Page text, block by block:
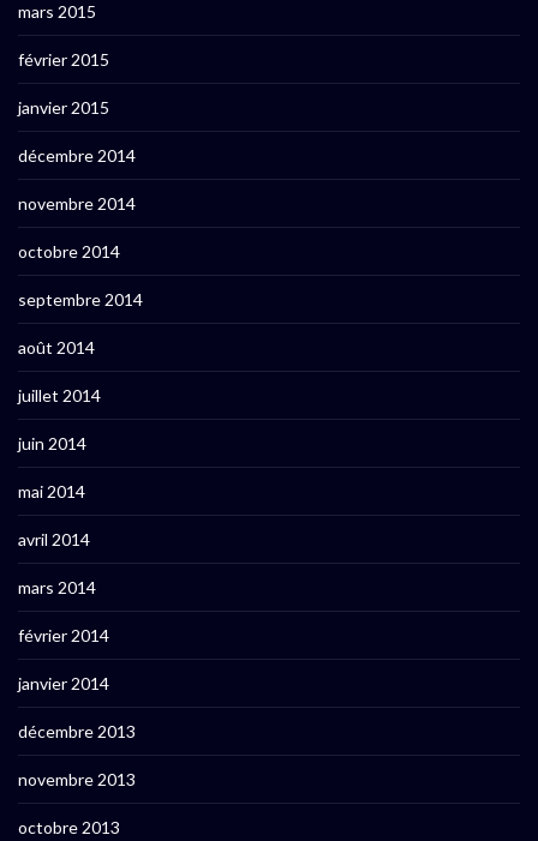
mars 2015
février 2015
janvier 2015
décembre 2014
novembre 2014
octobre 2014
septembre 2014
août 2014
juillet 2014
juin 2014
mai 2014
avril 2014
mars 2014
février 2014
janvier 2014
décembre 2013
novembre 2013
octobre 2013